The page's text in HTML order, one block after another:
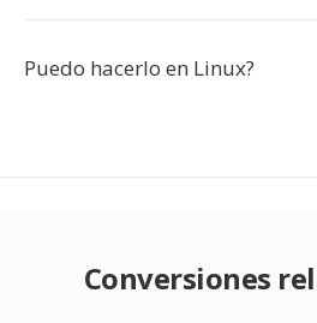
Puedo hacerlo en Linux?
Conversiones